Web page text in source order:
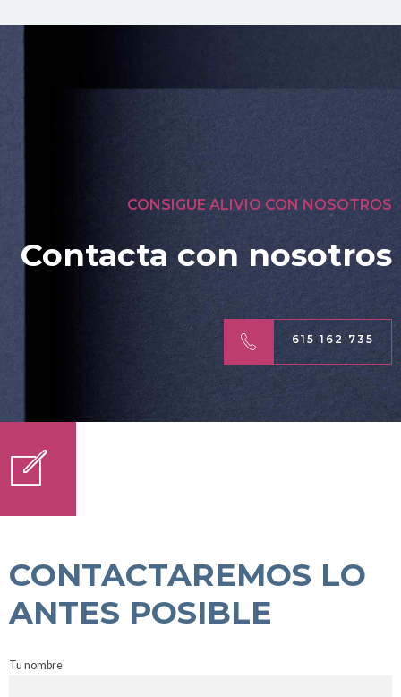
CONSIGUE ALIVIO CON NOSOTROS
Contacta con nosotros
615 162 735
CONTACTAREMOS LO
ANTES POSIBLE
Tu nombre